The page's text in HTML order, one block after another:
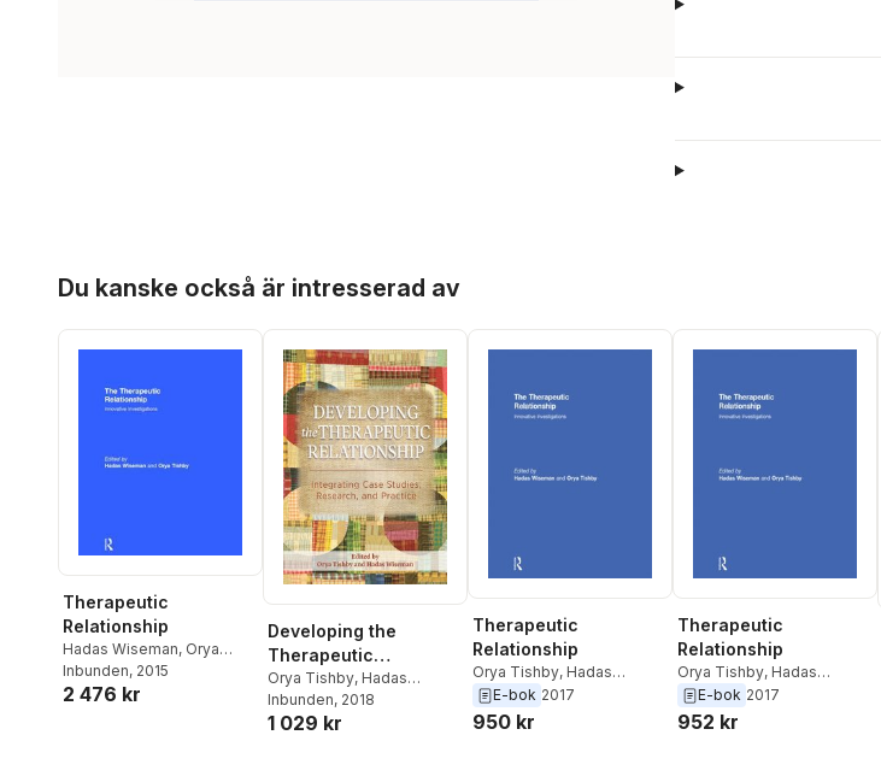
Du kanske också är intresserad av
Therapeutic
Relationship
Hadas Wiseman, Orya
Tishby
Inbunden, 2015
2 476 kr
Developing the
Therapeutic
Relationship
Orya Tishby, Hadas
Wiseman
Inbunden, 2018
1 029 kr
Therapeutic
Relationship
Orya Tishby, Hadas
Wiseman
E-bok 2017
950 kr
Therapeutic
Relationship
Orya Tishby, Hadas
Wiseman
E-bok 2017
952 kr